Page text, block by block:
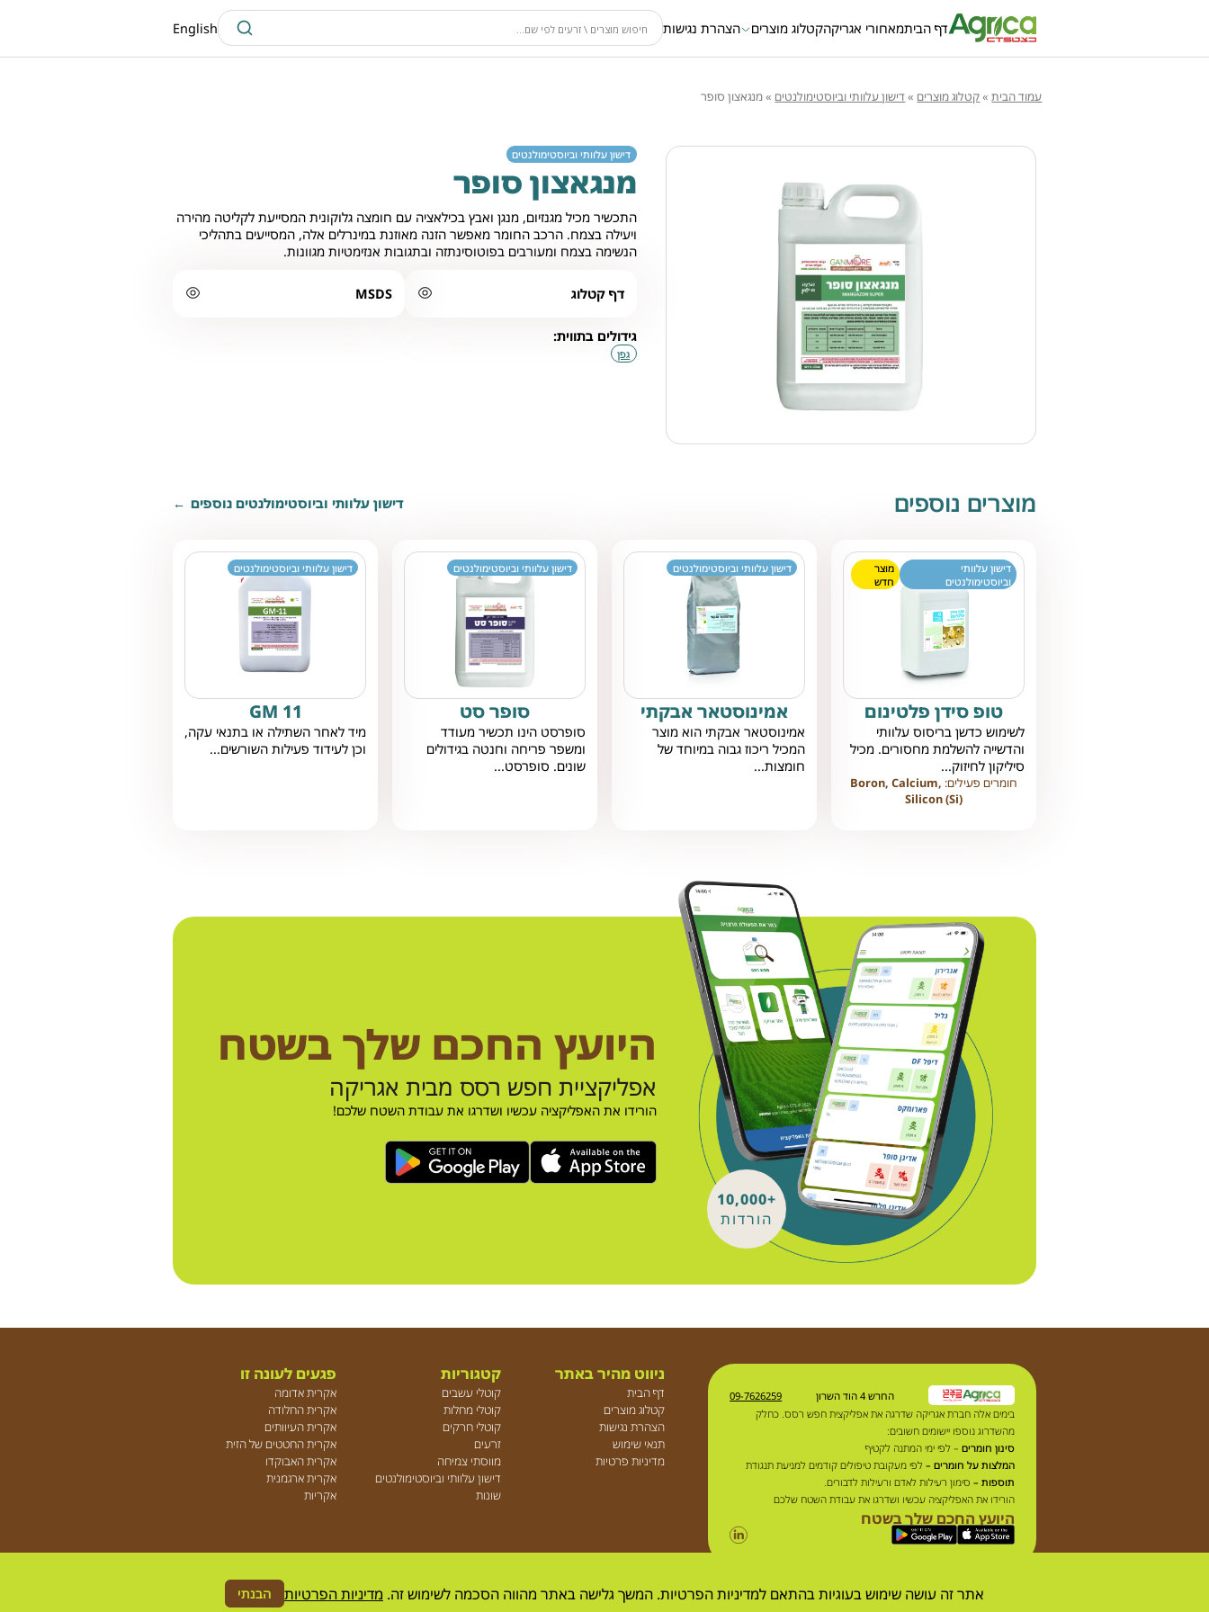
דף הביתמאחורי אגריקהקטלוג מוצרים הצהרת נגישות English
עמוד הבית»קטלוג מוצרים »דישון עלוותי וביוסטימולנטים »מנגאצון סופר
דישון עלוותי וביוסטימולנטים
מנגאצון סופר
התכשיר מכיל מגנזיום, מנגן ואבץ בכילאציה עם חומצה גלוקונית המסייעת לקליטה מהירה
ויעילה בצמח. הרכב החומר מאפשר הזנה מאוזנת במינרלים אלה, המסייעים בתהליכי
הנשימה בצמח ומעורבים בפוטוסינתזה ובתגובות אנזימטיות מגוונות.
דף קטלוג MSDS
גידולים בתווית:
גפן
מוצרים נוספים דישון עלוותי וביוסטימולנטים נוספים
דישון עלוותי
וביוסטימולנטים
מוצר
חדש
טופ סידן פלטינום
לשימוש כדשן בריסוס עלוותי
והדשייה להשלמת מחסורים. מכיל
סיליקון לחיזוק...
חומרים פעילים: Boron, Calcium,
Silicon (Si)
דישון עלוותי וביוסטימולנטים
אמינוסטאר אבקתי
אמינוסטאר אבקתי הוא מוצר
המכיל ריכוז גבוה במיוחד של
חומצות...
דישון עלוותי וביוסטימולנטים
סופר סט
סופרסט הינו תכשיר מעודד
ומשפר פריחה וחנטה בגידולים
שונים. סופרסט...
דישון עלוותי וביוסטימולנטים
GM 11
מיד לאחר השתילה או בתנאי עקה,
וכן לעידוד פעילות השורשים...
+10,000
הורדות
היועץ החכם שלך בשטח
אפליקציית חפש רסס מבית אגריקה
הורידו את האפליקציה עכשיו ושדרגו את עבודת השטח שלכם!
החרש 4 הוד השרון
09-7626259
בימים אלה חברת אגריקה שדרגה את אפליקצית חפש רסס. כחלק
מהשדרוג נוספו יישומים חשובים:
סינון חומרים – לפי ימי המתנה לקטיף
המלצות על חומרים – לפי מעקובת טיפולים קודמים למניעת תנגודת
תוספות – סימון רעילות לאדם ורעילות לדבורים.
הורידו את האפליקציה עכשיו ושדרגו את עבודת השטח שלכם
היועץ החכם שלך בשטח
ניווט מהיר באתר
דף הבית
קטלוג מוצרים
הצהרת נגישות
תנאי שימוש
מדיניות פרטיות
קטגוריות
קוטלי עשבים
קוטלי מחלות
קוטלי חרקים
זרעים
מווסתי צמיחה
דישון עלוותי וביוסטימולנטים
שונות
פגעים לעונה זו
אקרית אדומה
אקרית החלודה
אקרית העיוותים
אקרית החטטים של הזית
אקרית האבוקדו
אקרית ארגמנית
אקריות
אתר זה עושה שימוש בעוגיות בהתאם למדיניות הפרטיות. המשך גלישה באתר מהווה הסכמה לשימוש זה. מדיניות הפרטיות הבנתי